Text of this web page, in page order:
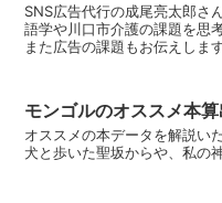
SNS広告代行の成尾亮太郎さ
語学や川口市介護の課題を思
また広告の課題もお伝えします
モンゴルのオススメ本
オススメの本データを解説い
犬と歩いた聖坂からや、私の